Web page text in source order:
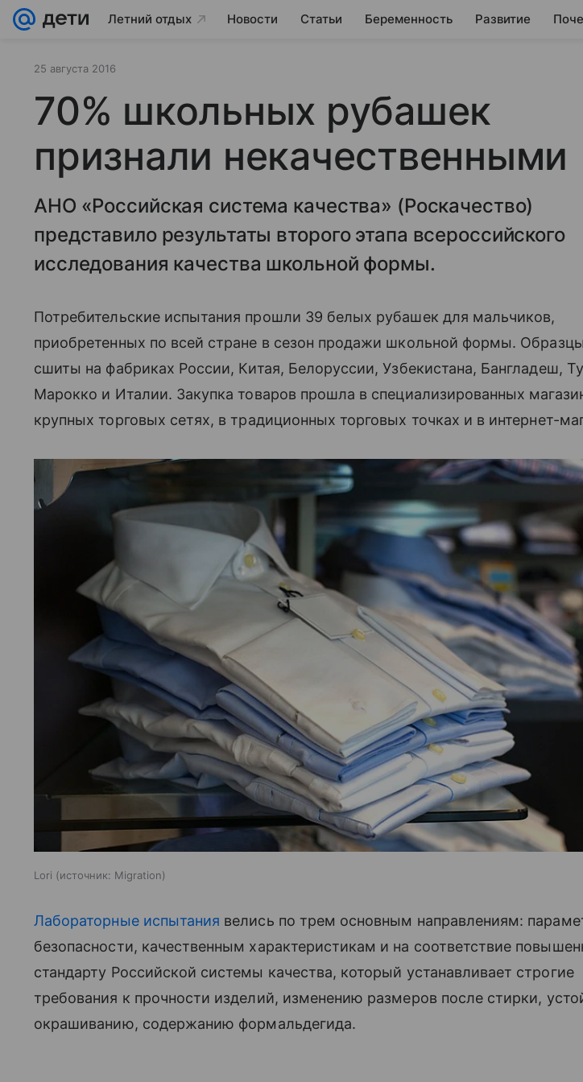
Летний отдых Новости Статьи Беременность Развитие
25 августа 2016
70% школьных рубашек
признали некачественными
АНО «Российская система качества» (Роскачество)
представило результаты второго этапа всероссийского
исследования качества школьной формы.
Потребительские испытания прошли 39 белых рубашек для мальчиков,
приобретенных по всей стране в сезон продажи школьной формы.
сшиты на фабриках России, Китая, Белоруссии, Узбекистана, Бангладеш,
Марокко и Италии. Закупка товаров прошла в специализированных
крупных торговых сетях, в традиционных торговых точках и в интернет-
Lori источник: Migration
Лабораторные испытания велись по трем основным направлениям:
безопасности, качественным характеристикам и на соответствие
стандарту Российской системы качества, который устанавливает строгие
требования к прочности изделий, изменению размеров после стирки,
окрашиванию, содержанию формальдегида.